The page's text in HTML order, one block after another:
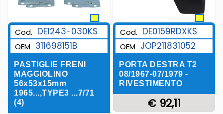
Cod. DE1243-030KS
OEM 311698151B
PASTIGLIE FRENI
MAGGIOLINO
56x53x15mm
1965...,TYPE3 ...7/71
(4)
Cod. DE0159RDXKS
OEM JOP211831052
PORTA DESTRA T2
08/1967-07/1979 -
RIVESTIMENTO
€ 92,11